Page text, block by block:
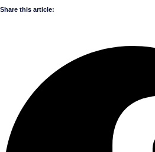
Share this article: